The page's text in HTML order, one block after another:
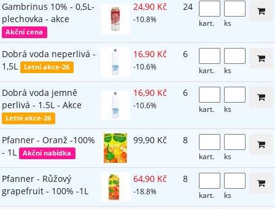
Gambrinus 10% - 0,5L-
plechovka - akce
Akční cena
24,90 Kč
-10.8%
24
kart. ks
Dobrá voda neperlivá -
1,5L
Letní akce-26
16,90 Kč
-10.6%
6
kart. ks
Dobrá voda jemně
perlivá - 1.5L - Akce
Letní akce-26
16,90 Kč
-10.6%
6
kart. ks
Pfanner - Oranž -100%
- 1L
Akční nabídka
99,90 Kč 8
kart. ks
Pfanner - Růžový
grapefruit - 100% -1L
64,90 Kč
-18.8%
8
kart. ks